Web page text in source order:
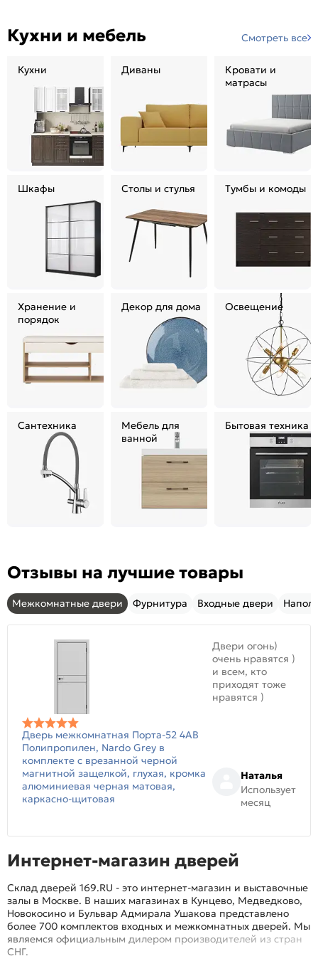
Кухни и мебель Смотреть все
Кухни Диваны
Кровати и
матрасы
Шкафы Столы и стулья Тумбы и комоды
Хранение и
порядок
Декор для дома Освещение
Сантехника
Мебель для
ванной
Бытовая техника
Отзывы на лучшие товары
Межкомнатные двери Фурнитура Входные двери
Дверь межкомнатная Порта-52 4AB
Полипропилен, Nardo Grey в
комплекте с врезанной черной
магнитной защелкой, глухая, кромка
алюминиевая черная матовая,
каркасно-щитовая
Двери огонь)
очень нравятся )
и всем, кто
приходят тоже
нравятся )
Наталья
Использует
месяц
Интернет-магазин дверей
Склад дверей 169.RU - это интернет-магазин и выставочные
залы в Москве. В наших магазинах в Кунцево, Медведково,
Новокосино и Бульвар Адмирала Ушакова представлено
более 700 комплектов входных и межкомнатных дверей. Мы
являемся официальным дилером производителей из стран
СНГ.